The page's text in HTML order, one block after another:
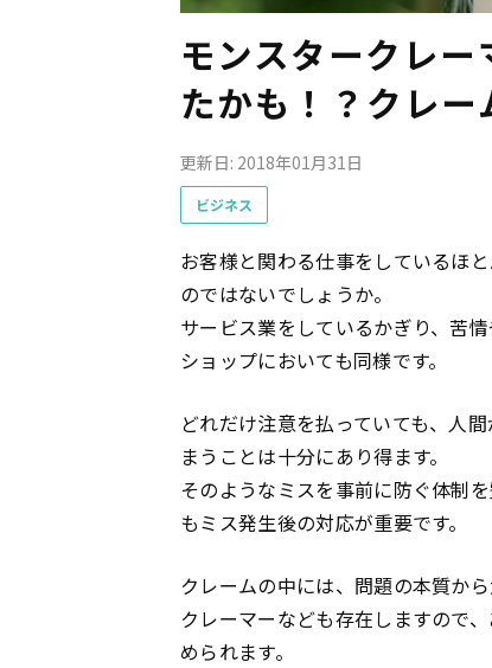
モンスタークレ
たかも！？クレ
更新日: 2018年01月31日
ビジネス
お客様と関わる仕事をしているほ
のではないでしょうか。
サービス業をしているかぎり、苦
ショップにおいても同様です。
どれだけ注意を払っていても、人
まうことは十分にあり得ます。
そのようなミスを事前に防ぐ体制
もミス発生後の対応が重要です。
クレームの中には、問題の本質か
クレーマーなども存在しますので
められます。